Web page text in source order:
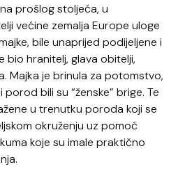
prošlog stoljeća, u
većine zemalja Europe uloge
bile unaprijed podijeljene i
hranitelj, glava obitelji,
Majka je brinula za potomstvo,
bili su “ženske” brige. Te
u trenutku poroda koji se
okruženju uz pomoć
koje su imale praktično